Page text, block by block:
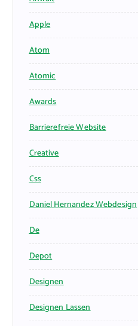
Apple
Atom
Atomic
Awards
Barrierefreie Website
Creative
Css
Daniel Hernandez Webdesign
De
Depot
Designen
Designen Lassen